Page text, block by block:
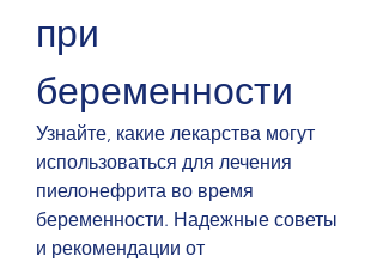
при
беременности
Узнайте, какие лекарства могут
использоваться для лечения
пиелонефрита во время
беременности. Надежные советы
и рекомендации от